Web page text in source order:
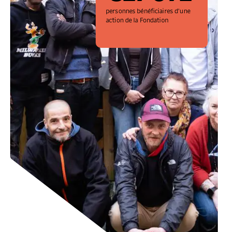
personnes bénéficiaires d'une
action de la Fondation